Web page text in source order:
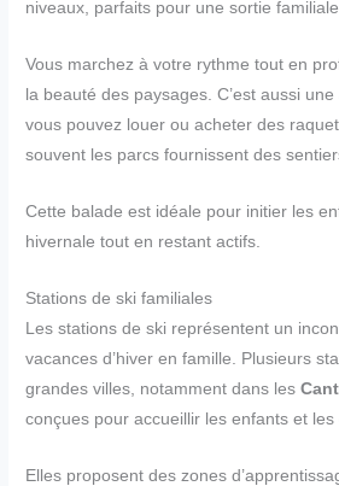
niveaux, parfaits pour une sortie
Vous marchez à votre rythme tout en
la beauté des paysages. C’est aussi
vous pouvez louer ou acheter des
souvent les parcs fournissent des
Cette balade est idéale pour initier les
hivernale tout en restant actifs.
Stations de ski familiales
Les stations de ski représentent un
vacances d’hiver en famille. Plusieurs
grandes villes, notamment dans les
conçues pour accueillir les enfants et les
Elles proposent des zones